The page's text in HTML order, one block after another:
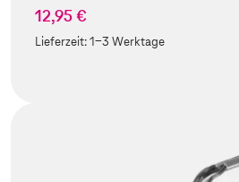
12,95 €
Lieferzeit:1-3 Werktage